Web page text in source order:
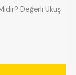
Değerli Ukuş